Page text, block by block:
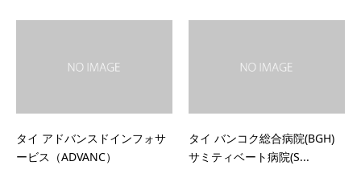
タイ アドバンスドインフォサ
ービス（ADVANC）
タイ バンコク総合病院(BGH)
サミティベート病院(S...